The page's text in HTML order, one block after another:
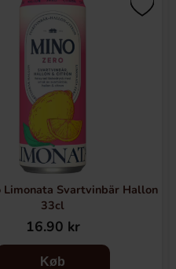
Limonata Svartvinbär Hallon
33cl
16.90 kr
Køb